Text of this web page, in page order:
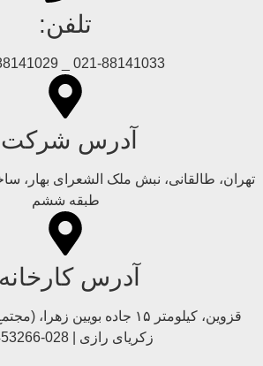
تلفن:
021-88141033 _ 021-88141029
آدرس
طبقه ششم
آدرس
قزوین، کیلومتر ۱۵ جاده بويین
زکریای رازی | 028-33453266